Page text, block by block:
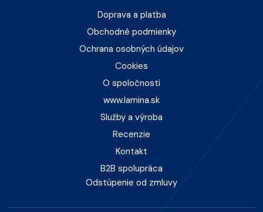
Doprava a platba
Obchodné podmienky
Ochrana osobných údajov
Cookies
O spoločnosti
www.lamina.sk
Služby a výroba
Recenzie
Kontakt
B2B spolupráca
Odstúpenie od zmluvy